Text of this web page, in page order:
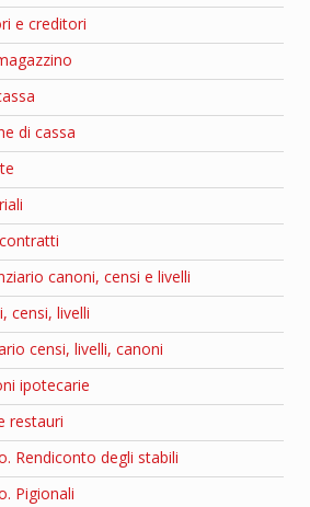
e creditori
di cassa
canoni, censi e livelli
censi, livelli
censi, livelli, canoni
ipotecarie
restauri
Rendiconto degli stabili
Pigionali